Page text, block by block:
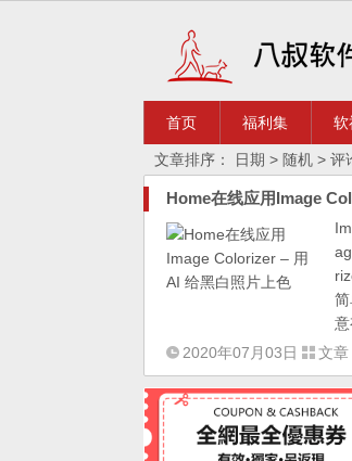
首页 福利集 软
文章排序： 日期 > 随机 > 评
Home在线应用Image
2020年07月03日
文章